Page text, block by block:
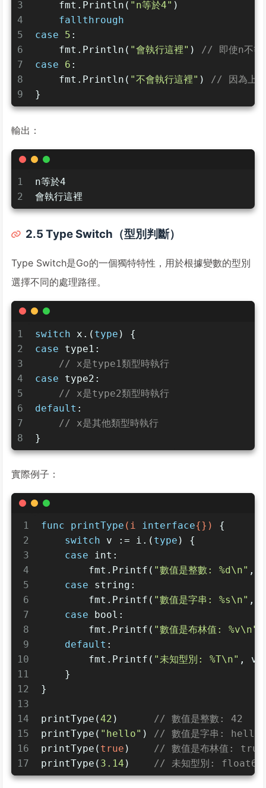
3
4
5
6
7
8
9
    fmt.Println(
"n等於4" )
fallthrough
case
5 :
    fmt.Println(
"會執行這裡" ) // 即使n不等
case
6 :
    fmt.Println(
"不會執行這裡" ) // 因為上
}
輸出：
1
2
n等於4
會執行這裡
2.5 Type Switch（型別判斷）
Type Switch是Go的一個獨特特性，用於根據變數的型別
選擇不同的處理路徑。
1
2
3
4
5
6
7
8
switch x.( type ) {
case type1:
// x是type1類型時執行
case type2:
// x是type2類型時執行
default :
// x是其他類型時執行
}
實際例子：
1
2
3
4
5
6
7
8
9
10
11
12
13
14
15
16
17
func printType (i interface{})
{
switch v := i.( type ) {
case
int :
        fmt.Printf(
"數值是整數: %d\n" ,
case
string :
        fmt.Printf(
"數值是字串: %s\n" ,
case
bool :
        fmt.Printf(
"數值是布林值: %v\n"
default :
        fmt.Printf(
"未知型別: %T\n" , v)
    }
}
printType(42 ) // 數值是整數: 42
printType( "hello" ) // 數值是字串: hello
printType( true ) // 數值是布林值: true
printType( 3.14 ) // 未知型別: float64